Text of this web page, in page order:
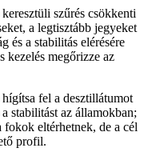
szűrés csökkenti
a legtisztább jegyeket
és a stabilitás elérésére
kezelés megőrizze az
hígítsa fel a desztillátumot
stabilitást az államokban;
eltérhetnek, de a cél
profil.